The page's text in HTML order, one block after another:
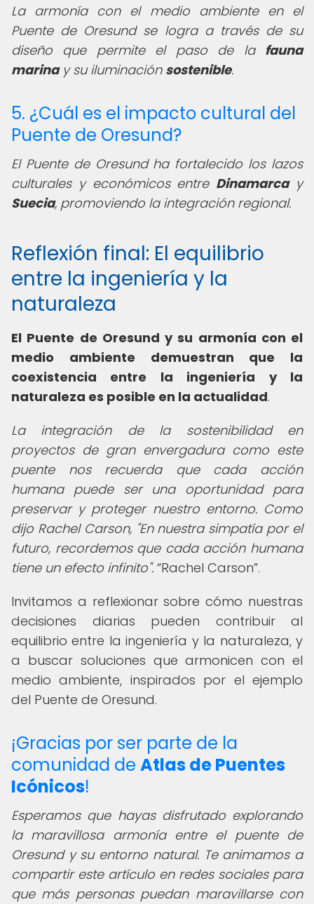
La armonía con el medio ambiente en el
Puente de Oresund se logra a través de su
diseño que permite el paso de la fauna
marinay su iluminación sostenible.
5. ¿Cuál es el impacto cultural del
Puente de Oresund?
El Puente de Oresund ha fortalecido los lazos
culturales y económicos entre Dinamarcay
Suecia, promoviendo la integración regional.
Reflexión final: El equilibrio
entre la ingeniería y la
naturaleza
El Puente de Oresund y su armonía con el
medio ambiente demuestran que la
coexistencia entre la ingeniería y la
naturaleza es posible en la actualidad.
La integración de la sostenibilidad en
proyectos de gran envergadura como este
puente nos recuerda que cada acción
humana puede ser una oportunidad para
preservar y proteger nuestro entorno. Como
dijo Rachel Carson, "En nuestra simpatía por el
futuro, recordemos que cada acción humana
tiene un efecto infinito". Rachel Carson .
Invitamos a reflexionar sobre cómo nuestras
decisiones diarias pueden contribuir al
equilibrio entre la ingeniería y la naturaleza, y
a buscar soluciones que armonicen con el
medio ambiente, inspirados por el ejemplo
del Puente de Oresund.
¡Gracias por ser parte de la
comunidad de Atlas de Puentes
Icónicos!
Esperamos que hayas disfrutado explorando
la maravillosa armonía entre el puente de
Oresund y su entorno natural. Te animamos a
compartir este artículo en redes sociales para
que más personas puedan maravillarse con